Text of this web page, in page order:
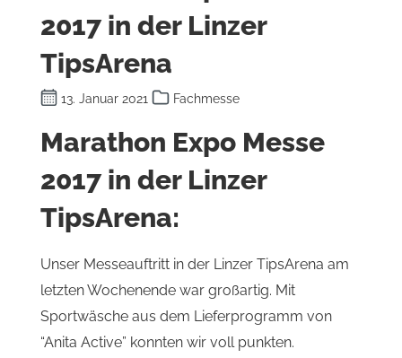
2017 in der Linzer
TipsArena
13. Januar 2021 Fachmesse
Marathon Expo Messe
2017 in der Linzer
TipsArena:
Unser Messeauftritt in der Linzer TipsArena am
letzten Wochenende war großartig. Mit
Sportwäsche aus dem Lieferprogramm von
“Anita Active” konnten wir voll punkten.